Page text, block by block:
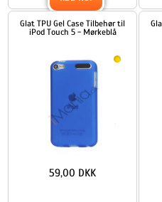
Glat TPU Gel Case Tilbehør til
iPod Touch 5 - Mørkeblå
59,00 DKK